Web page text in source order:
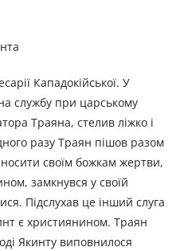
Кападокійської. У
службу при царському
Траяна, стелив ліжко і
разу Траян пішов разом
своїм божкам жертви,
замкнувся у своїй
Підслухав це інший слуга
є християнином. Траян
Якинту виповнилося